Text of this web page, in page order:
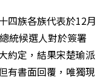
四族各族代表於12月
統候選人對於簽署
約定，結果宋楚瑜派
有書面回覆，唯獨現